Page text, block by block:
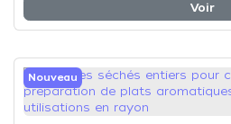
Voir
Nouveau